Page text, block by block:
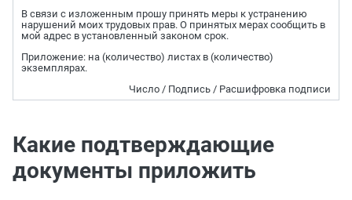
В связи с изложенным прошу принять меры к устранению
нарушений моих трудовых прав. О принятых мерах сообщить в
мой адрес в установленный законом срок.
Приложение: на (количество) листах в (количество)
экземплярах.
Число / Подпись / Расшифровка подписи
Какие подтверждающие
документы приложить